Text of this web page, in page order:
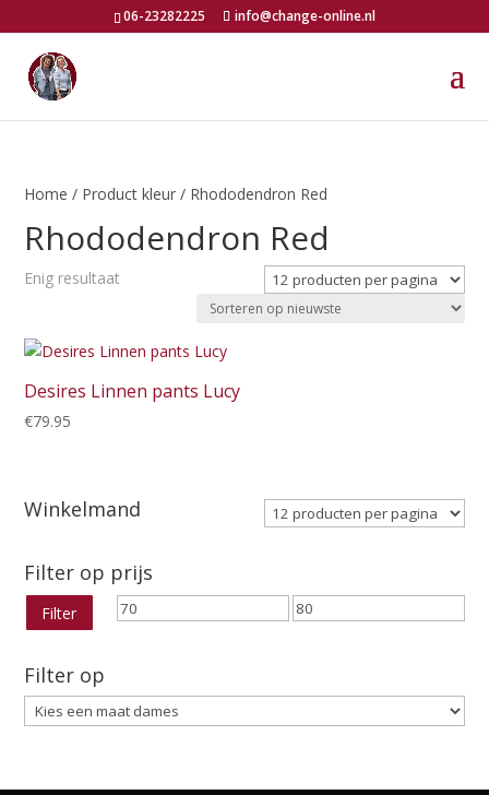
06-23282225 info@change-online.nl
Home / Product kleur / Rhododendron Red
Rhododendron Red
Enig resultaat
Desires Linnen pants Lucy
€79.95
Winkelmand
Filter op prijs
Min.
Max.
Filter
Filter op